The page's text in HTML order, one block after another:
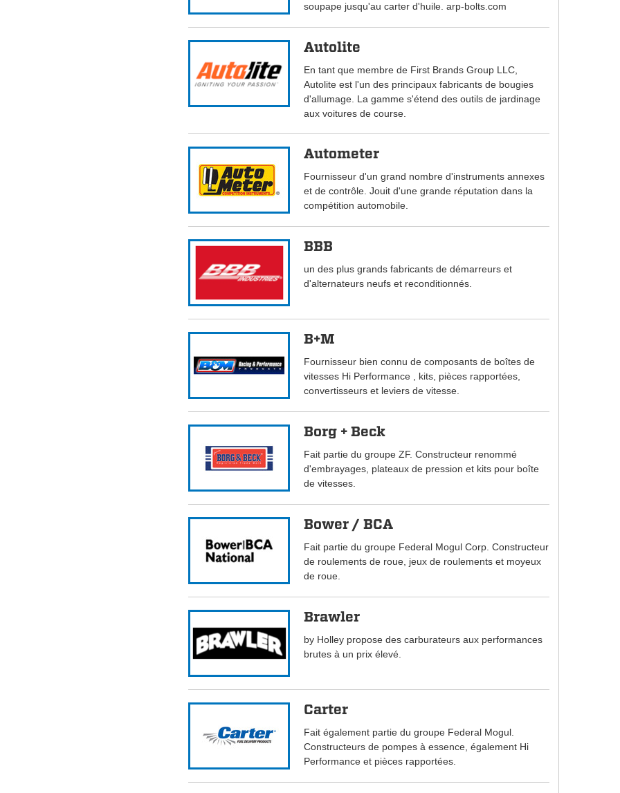
soupape jusqu'au carter d'huile. arp-bolts.com
Autolite
En tant que membre de First Brands Group LLC,
Autolite est l'un des principaux fabricants de bougies
d'allumage. La gamme s'étend des outils de jardinage
aux voitures de course.
Autometer
Fournisseur d'un grand nombre d'instruments annexes
et de contrôle. Jouit d'une grande réputation dans la
compétition automobile.
BBB
un des plus grands fabricants de démarreurs et
d'alternateurs neufs et reconditionnés.
B+M
Fournisseur bien connu de composants de boîtes de
vitesses Hi Performance , kits, pièces rapportées,
convertisseurs et leviers de vitesse.
Borg + Beck
Fait partie du groupe ZF. Constructeur renommé
d'embrayages, plateaux de pression et kits pour boîte
de vitesses.
Bower / BCA
Fait partie du groupe Federal Mogul Corp. Constructeur
de roulements de roue, jeux de roulements et moyeux
de roue.
Brawler
by Holley propose des carburateurs aux performances
brutes à un prix élevé.
Carter
Fait également partie du groupe Federal Mogul.
Constructeurs de pompes à essence, également Hi
Performance et pièces rapportées.